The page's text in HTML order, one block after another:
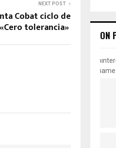
NEXT POST
Cobat ciclo de
tolerancia»
ON
name